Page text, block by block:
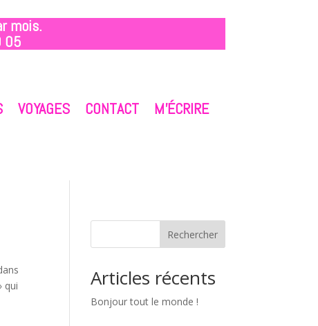
mois.
05
VOYAGES CONTACT M’ÉCRIRE
qui
Rechercher
Articles récents
Bonjour tout le monde !